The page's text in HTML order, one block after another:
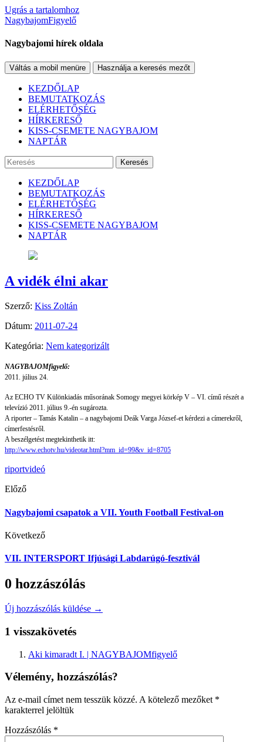
Ugrás a tartalomhoz
NagybajomFigyelő
Nagybajomi hírek oldala
Váltás a mobil menüre Használja a keresés mezőt
KEZDŐLAP
BEMUTATKOZÁS
ELÉRHETŐSÉG
HÍRKERESŐ
KISS-CSEMETE NAGYBAJOM
NAPTÁR
Keresés
KEZDŐLAP
BEMUTATKOZÁS
ELÉRHETŐSÉG
HÍRKERESŐ
KISS-CSEMETE NAGYBAJOM
NAPTÁR
A vidék élni akar
Szerző: Kiss Zoltán
Dátum: 2011-07-24
Kategória: Nem kategorizált
NAGYBAJOMfigyelő:
2011. július 24.
Az ECHO TV Különkiadás műsorának Somogy megyei körkép V – VI. című részét a
televízió 2011. július 9.-én sugározta.
A riporter – Tamás Katalin – a nagybajomi Deák Varga József-et kérdezi a címerekről,
címerfestésről.
A beszélgetést megtekinthetik itt:
http://www.echotv.hu/videotar.html?mm_id=99&v_id=8705
riportvideó
Előző
Nagybajomi csapatok a VII. Youth Football Festival-on
Következő
VII. INTERSPORT Ifjúsági Labdarúgó-fesztivál
0 hozzászólás
Új hozzászólás küldése →
1 visszakövetés
Aki kimaradt I. | NAGYBAJOMfigyelő
Vélemény, hozzászólás?
Az e-mail címet nem tesszük közzé. A kötelező mezőket *
karakterrel jelöltük
Hozzászólás *